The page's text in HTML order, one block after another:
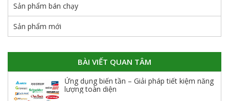
Sản phẩm bán chạy
Sản phẩm mới
BÀI VIẾT QUAN TÂM
Ứng dụng biến tần – Giải pháp tiết kiệm năng
lượng toàn diện